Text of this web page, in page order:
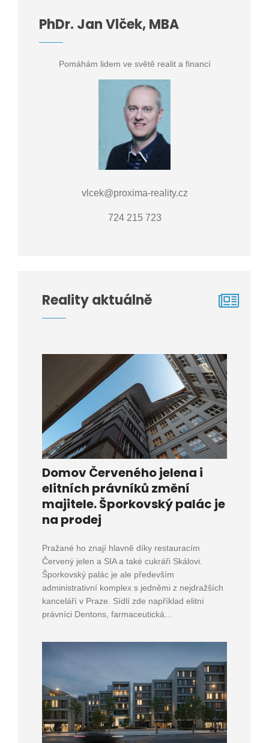
PhDr. Jan Vlček, MBA
Pomáhám lidem ve světě realit a financí
vlcek@proxima-reality.cz
724 215 723
Reality aktuálně
Domov Červeného jelena i
elitních právníků změní
majitele. Šporkovský palác je
na prodej
Pražané ho znají hlavně díky restauracím
Červený jelen a SIA a také cukráři Skálovi.
Šporkovský palác je ale především
administrativní komplex s jedněmi z nejdražších
kanceláří v Praze. Sídlí zde například elitní
právníci Dentons, farmaceutická...